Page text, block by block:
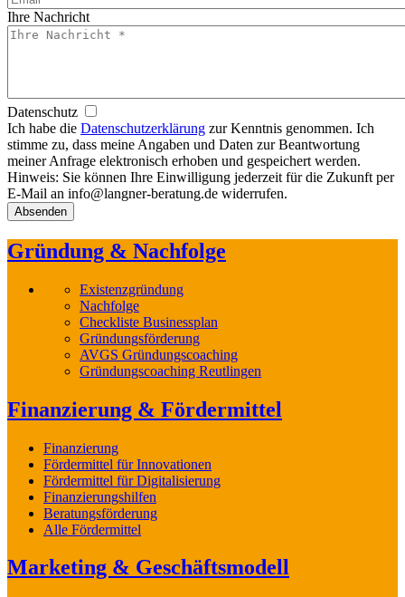
Ihre Nachricht
Datenschutz
Ich habe die Datenschutzerklärung zur Kenntnis genommen. Ich
stimme zu, dass meine Angaben und Daten zur Beantwortung
meiner Anfrage elektronisch erhoben und gespeichert werden.
Hinweis: Sie können Ihre Einwilligung jederzeit für die Zukunft per
E-Mail an info@langner-beratung.de widerrufen.
Gründung & Nachfolge
Existenzgründung
Nachfolge
Checkliste Businessplan
Gründungsförderung
AVGS Gründungscoaching
Gründungscoaching Reutlingen
Finanzierung & Fördermittel
Finanzierung
Fördermittel für Innovationen
Fördermittel für Digitalisierung
Finanzierungshilfen
Beratungsförderung
Alle Fördermittel
Marketing & Geschäftsmodell